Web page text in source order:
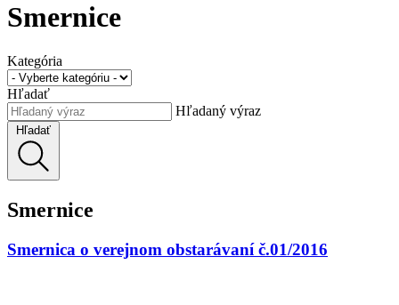
Smernice
Kategória
Hľadať
Hľadaný výraz
Hľadať
Smernice
Smernica o verejnom obstarávaní č.01/2016